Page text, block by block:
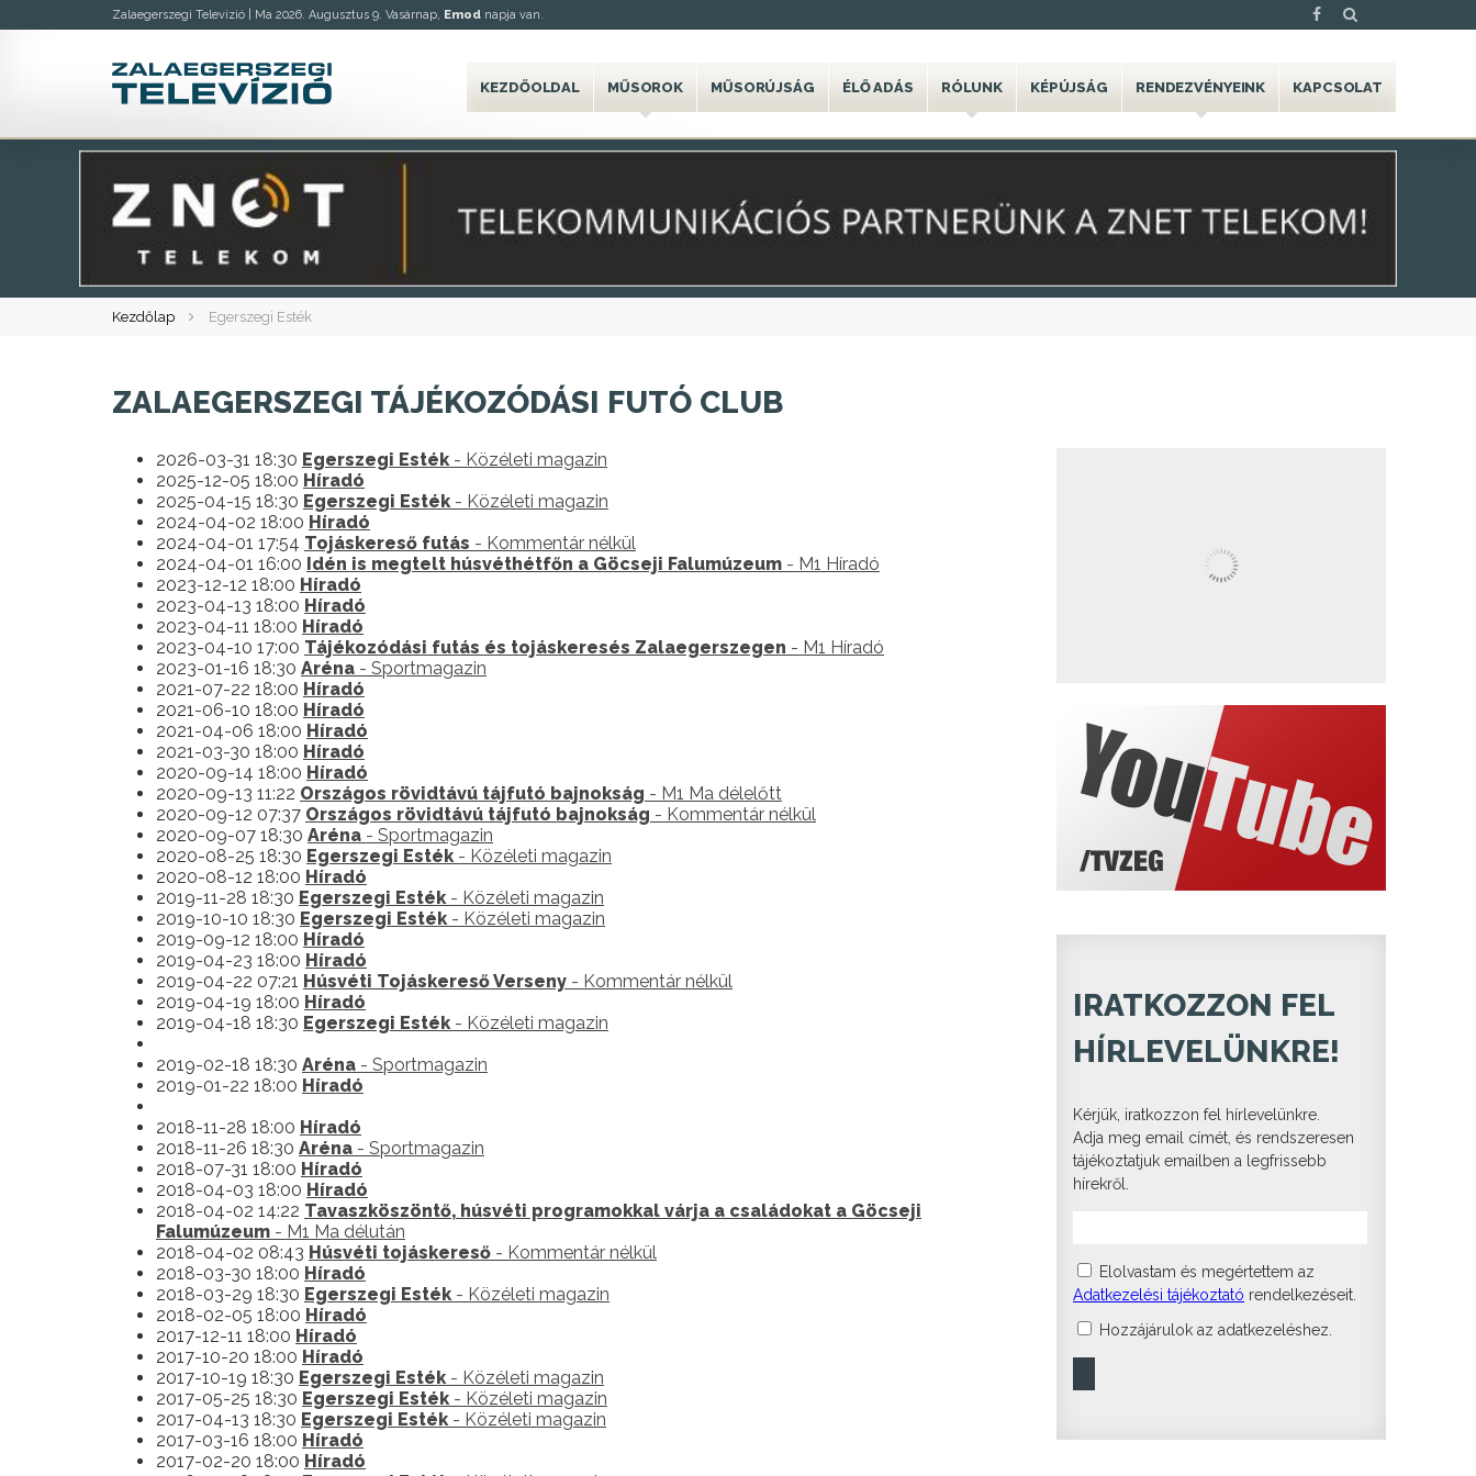
Zalaegerszegi Televízió | Ma 2026. Augusztus 9. Vasárnap, Emod napja van.
KEZDŐOLDAL MŰSOROK MŰSORÚJSÁG ÉLŐ ADÁS RÓLUNK KÉPÚJSÁG RENDEZVÉNYEINK KAPCSOLAT
Kezdőlap Egerszegi Esték
ZALAEGERSZEGI TÁJÉKOZÓDÁSI FUTÓ CLUB
2026-03-31 18:30 Egerszegi Esték - Közéleti magazin
2025-12-05 18:00 Híradó
2025-04-15 18:30 Egerszegi Esték - Közéleti magazin
2024-04-02 18:00 Híradó
2024-04-01 17:54 Tojáskereső futás - Kommentár nélkül
2024-04-01 16:00 Idén is megtelt húsvéthétfőn a Göcseji Falumúzeum - M1 Híradó
2023-12-12 18:00 Híradó
2023-04-13 18:00 Híradó
2023-04-11 18:00 Híradó
2023-04-10 17:00 Tájékozódási futás és tojáskeresés Zalaegerszegen - M1 Híradó
2023-01-16 18:30 Aréna - Sportmagazin
2021-07-22 18:00 Híradó
2021-06-10 18:00 Híradó
2021-04-06 18:00 Híradó
2021-03-30 18:00 Híradó
2020-09-14 18:00 Híradó
2020-09-13 11:22 Országos rövidtávú tájfutó bajnokság - M1 Ma délelőtt
2020-09-12 07:37 Országos rövidtávú tájfutó bajnokság - Kommentár nélkül
2020-09-07 18:30 Aréna - Sportmagazin
2020-08-25 18:30 Egerszegi Esték - Közéleti magazin
2020-08-12 18:00 Híradó
2019-11-28 18:30 Egerszegi Esték - Közéleti magazin
2019-10-10 18:30 Egerszegi Esték - Közéleti magazin
2019-09-12 18:00 Híradó
2019-04-23 18:00 Híradó
2019-04-22 07:21 Húsvéti Tojáskereső Verseny - Kommentár nélkül
2019-04-19 18:00 Híradó
2019-04-18 18:30 Egerszegi Esték - Közéleti magazin
2019-02-18 18:30 Aréna - Sportmagazin
2019-01-22 18:00 Híradó
2018-11-28 18:00 Híradó
2018-11-26 18:30 Aréna - Sportmagazin
2018-07-31 18:00 Híradó
2018-04-03 18:00 Híradó
2018-04-02 14:22 Tavaszköszöntő, húsvéti programokkal várja a családokat a Göcseji
Falumúzeum - M1 Ma délután
2018-04-02 08:43 Húsvéti tojáskereső - Kommentár nélkül
2018-03-30 18:00 Híradó
2018-03-29 18:30 Egerszegi Esték - Közéleti magazin
2018-02-05 18:00 Híradó
2017-12-11 18:00 Híradó
2017-10-20 18:00 Híradó
2017-10-19 18:30 Egerszegi Esték - Közéleti magazin
2017-05-25 18:30 Egerszegi Esték - Közéleti magazin
2017-04-13 18:30 Egerszegi Esték - Közéleti magazin
2017-03-16 18:00 Híradó
2017-02-20 18:00 Híradó
IRATKOZZON FEL
HÍRLEVELÜNKRE!
Kérjük, iratkozzon fel hírlevelünkre.
Adja meg email címét, és rendszeresen
tájékoztatjuk emailben a legfrissebb
hírekről.
Elolvastam és megértettem az
Adatkezelési tájékoztató rendelkezéseit.
Hozzájárulok az adatkezeléshez.